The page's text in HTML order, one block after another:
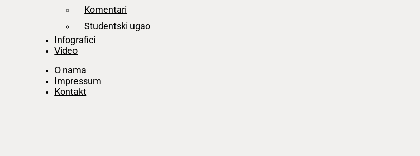
Komentari
Studentski ugao
Infografici
Video
O nama
Impressum
Kontakt